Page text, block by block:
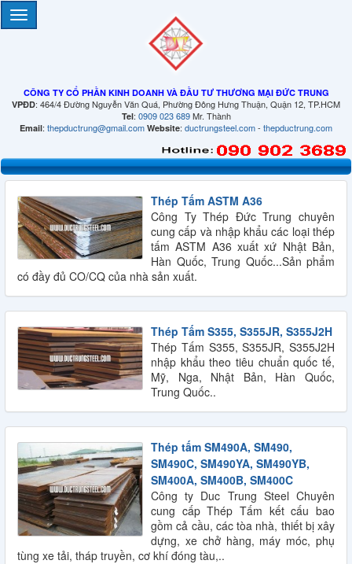
CÔNG TY CỔ PHẦN KINH DOANH VÀ ĐẦU TƯ THƯƠNG MẠI ĐỨC TRUNG
VPĐD: 464/4 Đường Nguyễn Văn Quá, Phường Đông Hưng Thuận, Quận 12, TP.HCM
Tel: 0909 023 689Mr. Thành
Email: thepductrung@gmail.com Website: ductrungsteel.com- thepductrung.com
Thép Tấm ASTM A36
Công Ty Thép Đức Trung chuyên
cung cấp và nhập khẩu các loại thép
tấm ASTM A36 xuất xứ Nhật Bản,
Hàn Quốc, Trung Quốc...Sản phẩm
có đầy đủ CO/CQ của nhà sản xuất.
Thép Tấm S355, S355JR, S355J2H
Thép Tấm S355, S355JR, S355J2H
nhập khẩu theo tiêu chuẩn quốc tế,
Mỹ, Nga, Nhật Bản, Hàn Quốc,
Trung Quốc..
Thép tấm SM490A, SM490,
SM490C, SM490YA, SM490YB,
SM400A, SM400B, SM400C
Công ty Duc Trung Steel Chuyên
cung cấp Thép Tấm kết cấu bao
gồm cả cầu, các tòa nhà, thiết bị xây
dựng, xe chở hàng, máy móc, phụ
tùng xe tải, tháp truyền, cơ khí đóng tàu,..